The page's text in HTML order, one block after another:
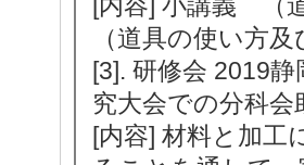
（道具の使い方
[3]. 研修会 2019
究大会での分科
[内容] 材料と加工